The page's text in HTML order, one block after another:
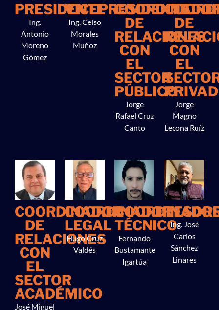
PRESIDENTE
Ing.
Antonio
Moreno
Gómez
VICEPRESIDENTE
Ing. Celso
Morales
Muñoz
DE
RELACIONES
CON
EL
SECTOR
PÚBLICO
Jorge
Rafael Cruz
Canto
DE
CON
EL
Jorge
Magno
Lecona Ruíz
COORDINADOR
DE
RELACIONES
CON
EL
SECTOR
ACADÉMICO
José Miguel
COORDINADOR
LEGAL
Hugo Cruz
Valdés​
TÉCNICO
Fernando
Bustamante
Igartúa​
Ing. José
Carlos
Sánchez
Linares​